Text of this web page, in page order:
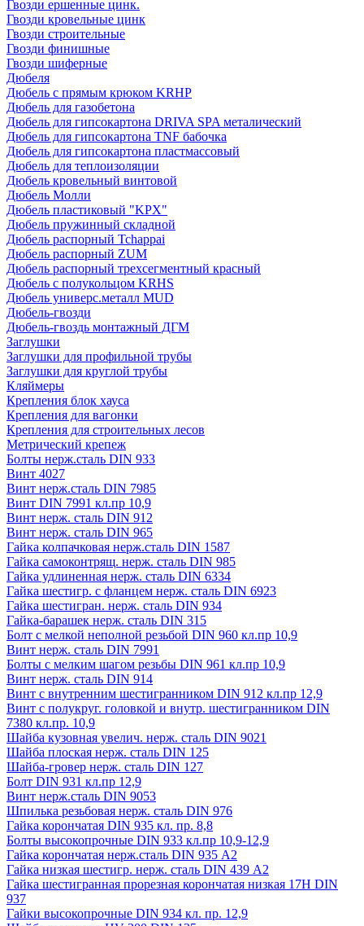
Гвозди ершенные цинк.
Гвозди кровельные цинк
Гвозди строительные
Гвозди финишные
Гвозди шиферные
Дюбеля
Дюбель с прямым крюком KRHP
Дюбель для газобетона
Дюбель для гипсокартона DRIVA SPA металический
Дюбель для гипсокартона TNF бабочка
Дюбель для гипсокартона пластмассовый
Дюбель для теплоизоляции
Дюбель кровельный винтовой
Дюбель Молли
Дюбель пластиковый "KPX"
Дюбель пружинный складной
Дюбель распорный Tchappai
Дюбель распорный ZUM
Дюбель распорный трехсегментный красный
Дюбель с полукольцом KRHS
Дюбель универс.металл MUD
Дюбель-гвозди
Дюбель-гвоздь монтажный ДГМ
Заглушки
Заглушки для профильной трубы
Заглушки для круглой трубы
Кляймеры
Крепления блок хауса
Крепления для вагонки
Крепления для строительных лесов
Метрический крепеж
Болты нерж.сталь DIN 933
Винт 4027
Винт нерж.сталь DIN 7985
Винт DIN 7991 кл.пр 10,9
Винт нерж. сталь DIN 912
Винт нерж. сталь DIN 965
Гайка колпачковая нерж.сталь DIN 1587
Гайка самоконтрящ. нерж. сталь DIN 985
Гайка удлиненная нерж. сталь DIN 6334
Гайка шестигр. с фланцем нерж. сталь DIN 6923
Гайка шестигран. нерж. сталь DIN 934
Гайка-барашек нерж. сталь DIN 315
Болт с мелкой неполной резьбой DIN 960 кл.пр 10,9
Винт нерж. сталь DIN 7991
Болты с мелким шагом резьбы DIN 961 кл.пр 10,9
Винт нерж. сталь DIN 914
Винт с внутренним шестигранником DIN 912 кл.пр 12,9
Винт с полукруг. головкой и внутр. шестигранником DIN
7380 кл.пр. 10,9
Шайба кузовная увелич. нерж. сталь DIN 9021
Шайба плоская нерж. сталь DIN 125
Шайба-гровер нерж. сталь DIN 127
Болт DIN 931 кл.пр 12,9
Винт нерж.сталь DIN 9053
Шпилька резьбовая нерж. сталь DIN 976
Гайка корончатая DIN 935 кл. пр. 8,8
Болты высокопрочные DIN 933 кл.пр 10,9-12,9
Гайка корончатая нерж.сталь DIN 935 А2
Гайка низкая шестигр. нерж. сталь DIN 439 А2
Гайка шестигранная прорезная корончатая низкая 17H DIN
937
Гайки высокопрочные DIN 934 кл. пр. 12,9